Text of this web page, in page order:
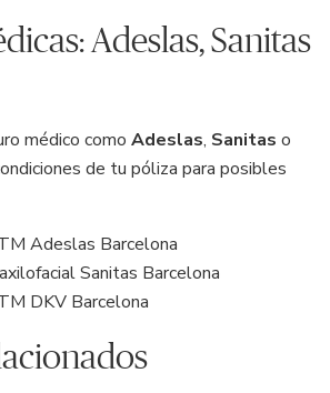
Adeslas, Sanitas
médico como Adeslas, Sanitas o
de tu póliza para posibles
Adeslas Barcelona
Sanitas Barcelona
DKV Barcelona